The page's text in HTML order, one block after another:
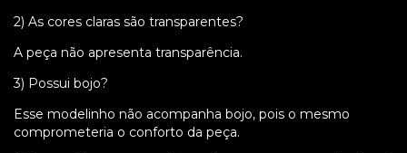
2) As cores claras são transparentes?
A peça não apresenta transparência.
3) Possui bojo?
Esse modelinho não acompanha bojo, pois o mesmo
comprometeria o conforto da peça.